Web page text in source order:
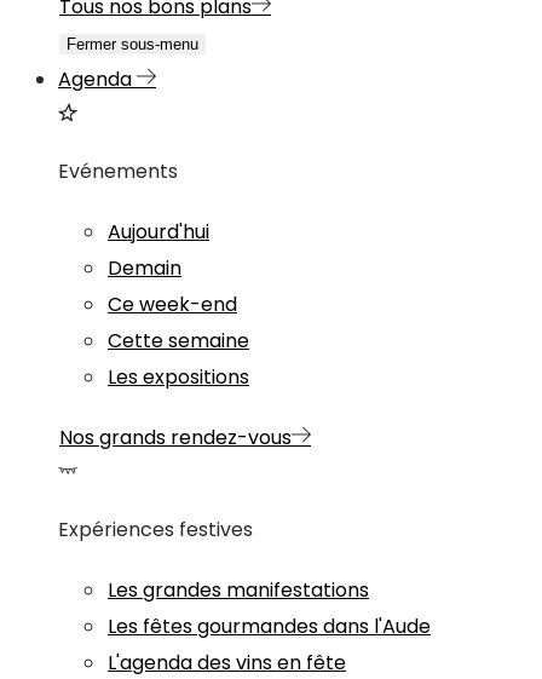
Tous nos bons plans
Fermer sous-menu
Agenda
Evénements
Aujourd'hui
Demain
Ce week-end
Cette semaine
Les expositions
Nos grands rendez-vous
Expériences festives
Les grandes manifestations
Les fêtes gourmandes dans l'Aude
L'agenda des vins en fête